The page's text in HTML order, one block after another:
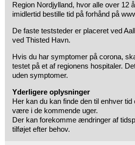
Region Nordjylland, hvor alle over 12
imidlertid bestille tid på forhånd på
De faste teststeder er placeret ved
ved Thisted Havn.
Hvis du har symptomer på corona,
testet på et af regionens hospitaler.
uden symptomer.
Yderligere oplysninger
Her kan du kan finde den til enhver
være i de kommende uger.
Der kan forekomme ændringer af
tilføjet efter behov.